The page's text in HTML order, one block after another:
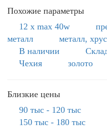
Похожие параметры
12 x max 40w
металл
металл,
В наличии
Чехия
золото
Близкие цены
90 тыс - 120 тыс
150 тыс - 180 тыс